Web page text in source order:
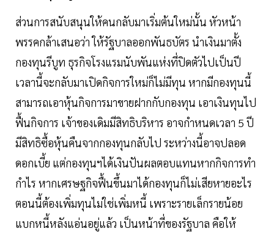
ส่วนการสนับสนุนให้คนกลับมาเริ่มต้นใหม่นั้น หัวหน้า
พรรคกล้าเสนอว่า ให้รัฐบาลออกพันธบัตร นำเงินมาตั้ง
กองทุนรีบูท ธุรกิจโรงแรมนับพันแห่งที่ปิดตัวไปเป็นปี
เวลานี้จะกลับมาเปิดกิจการใหม่ก็ไม่มีทุน หากมีกองทุนนี้
สามารถเอาหุ้นกิจการมาขายฝากกับกองทุน เอาเงินทุนไป
ฟื้นกิจการ เจ้าของเดิมมีสิทธิบริหาร อาจกำหนดเวลา 5 ปี
มีสิทธิซื้อหุ้นคืนจากกองทุนกลับไป ระหว่างนี้อาจปลอด
ดอกเบี้ย แต่กองทุนฯได้เงินปันผลตอบแทนหากกิจการทำ
กำไร หากเศรษฐกิจฟื้นขึ้นมาได้กองทุนก็ไม่เสียหายอะไร
ตอนนี้ต้องเพิ่มทุนไม่ใช่เพิ่มหนี้ เพราะรายเล็กรายน้อย
แบกหนี้หลังแอ่นอยู่แล้ว เป็นหน้าที่ของรัฐบาล คือให้